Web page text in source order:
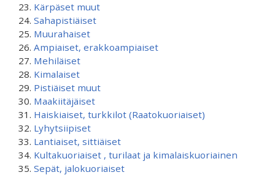
Kärpäset muut
Sahapistiäiset
Muurahaiset
Ampiaiset, erakkoampiaiset
Mehiläiset
Kimalaiset
Pistiäiset muut
Maakiitäjäiset
Haiskiaiset, turkkilot (Raatokuoriaiset)
Lyhytsiipiset
Lantiaiset, sittiäiset
Kultakuoriaiset , turilaat ja kimalaiskuoriainen
Sepät, jalokuoriaiset